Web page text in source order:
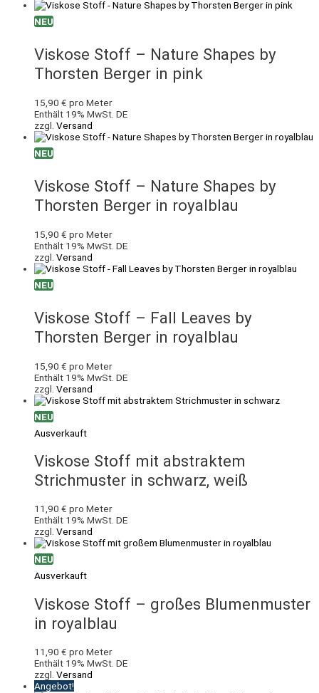
NEU
Viskose Stoff – Nature Shapes by
Thorsten Berger in pink
15,90 € pro Meter
Enthält 19% MwSt. DE
zzgl. Versand
NEU
Viskose Stoff – Nature Shapes by
Thorsten Berger in royalblau
15,90 € pro Meter
Enthält 19% MwSt. DE
zzgl. Versand
NEU
Viskose Stoff – Fall Leaves by
Thorsten Berger in royalblau
15,90 € pro Meter
Enthält 19% MwSt. DE
zzgl. Versand
NEU
Ausverkauft
Viskose Stoff mit abstraktem
Strichmuster in schwarz, weiß
11,90 € pro Meter
Enthält 19% MwSt. DE
zzgl. Versand
NEU
Ausverkauft
Viskose Stoff – großes Blumenmuster
in royalblau
11,90 € pro Meter
Enthält 19% MwSt. DE
zzgl. Versand
Angebot!